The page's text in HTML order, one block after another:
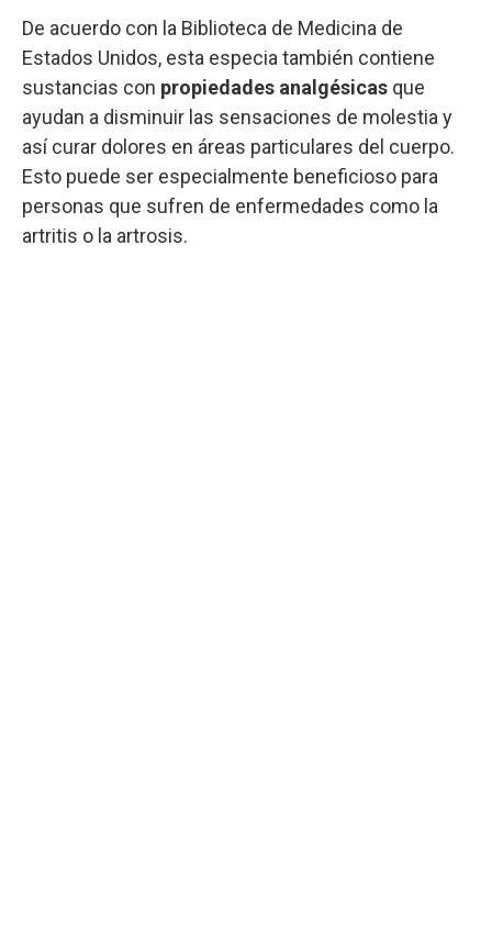
De acuerdo con la Biblioteca de Medicina de
Estados Unidos, esta especia también contiene
sustancias con propiedades analgésicas que
ayudan a disminuir las sensaciones de molestia y
así curar dolores en áreas particulares del cuerpo.
Esto puede ser especialmente beneficioso para
personas que sufren de enfermedades como la
artritis o la artrosis.